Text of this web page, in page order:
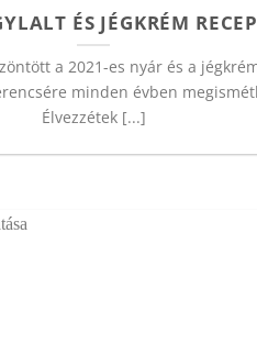
ÉS JÉGKRÉM
a 2021-es nyár és a
minden évben
Élvezzétek [...]